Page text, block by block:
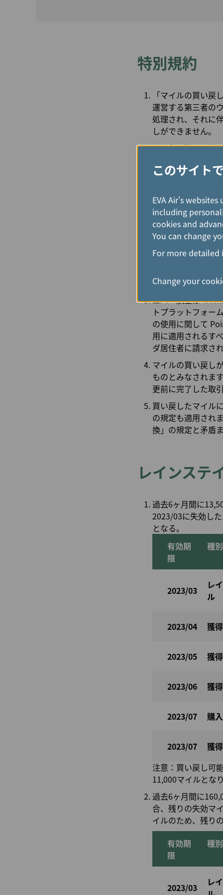
特別規約
「マイルの買い
運営する第三者の
処理され、それに
しができません。
会員様は取引
マイルの買い
為替レート、
会社が決定い
負担となりま
い。
Pointsプラットフ
引およびお支払い
エバー航空は
トプラットフォー
の使用に関して
用に適用されるす
ダ居住者に請求さ
マイルの買い戻し
ものとみなされま
更前に完了した取
買い戻したマイル
の規定も適用され
換」の規定と矛盾
レインステ
過去6ヶ月間に
2023/03に失効し
となる。
有効期
限
種別
2023/03
レ
ル
2023/04 獲
2023/05 獲
2023/06 獲
2023/07 購
2023/07
獲
注意：買い戻し可
11,000マイルとな
過去6ヶ月間に
合、残りの失効マ
イルのため、残り
有効期
限
種別
2023/03
レ
このサイト
EVA Air's
including
cookies and
You can change
For more
Change your